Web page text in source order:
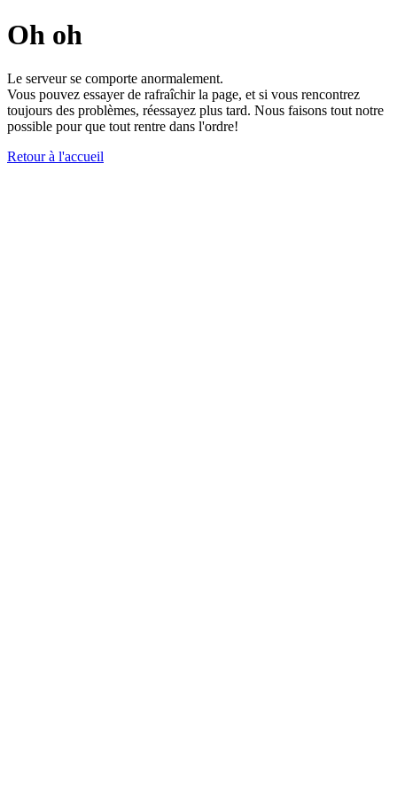
Oh oh
Le serveur se comporte anormalement.
Vous pouvez essayer de rafraîchir la page, et si vous rencontrez
toujours des problèmes, réessayez plus tard. Nous faisons tout notre
possible pour que tout rentre dans l'ordre!
Retour à l'accueil